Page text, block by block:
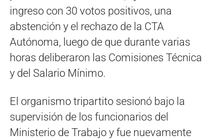
ingreso con 30 votos positivos, una
abstención y el rechazo de la CTA
Autónoma, luego de que durante varias
horas deliberaron las Comisiones Técnica
y del Salario Mínimo.
El organismo tripartito sesionó bajo la
supervisión de los funcionarios del
Ministerio de Trabajo y fue nuevamente